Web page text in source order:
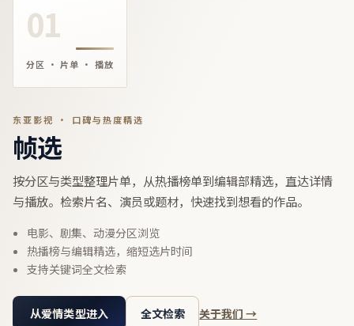
01
分区 · 片单 · 播放
东亚影视 · 口碑与热度精选
帧选
按分区与类型整理片单，从热播榜单到编辑部精选，直达详情
与播放。检索片名、演员或题材，快速找到想看的作品。
电影、剧集、动漫分区浏览
热播榜与编辑精选，缩短选片时间
支持关键词全文检索
从爱情类型进入 全文检索 关于我们 →